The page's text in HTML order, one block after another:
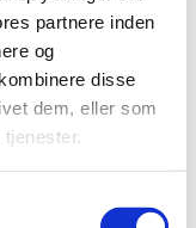
partnere inden
og
disse
dem, eller som